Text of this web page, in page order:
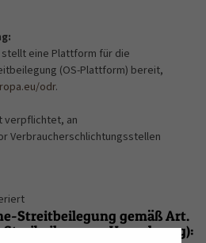
stellt eine Plattform für die
(OS-Plattform) bereit,
odr.
verpflichtet, an
Verbraucherschlichtungsstellen
Streitbeilegung gemäß Art.
Streibeilegungs-Verordnung):